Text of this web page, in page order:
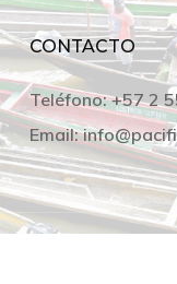
CONTACTO
Teléfono:+57 2
Email: